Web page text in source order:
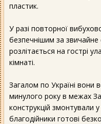
пластик.
У разі повторної
безпечнішим за звичайне
розлітається на гострі
кімнаті.
Загалом по Україні вони
минулого року в межах
конструкцій змонтували
благодійники готові